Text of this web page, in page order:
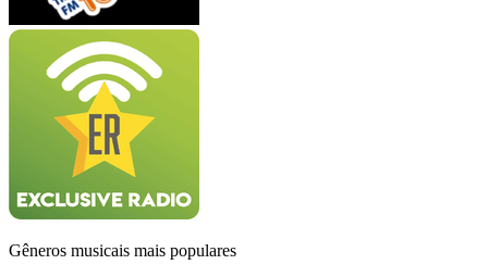
Gêneros musicais mais populares